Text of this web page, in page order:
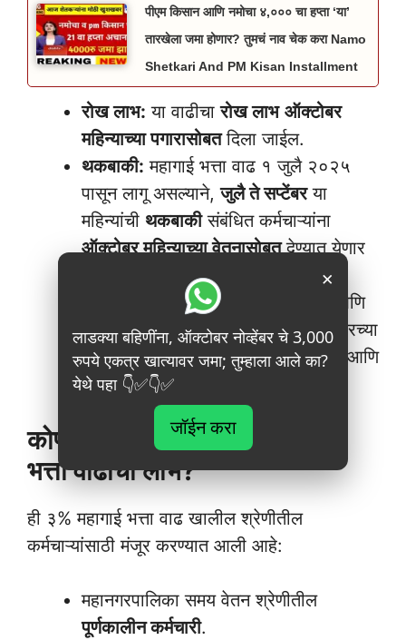
पीएम किसान आणि नमोचा ४,००० चा हप्ता ‘या’
तारखेला जमा होणार? तुमचं नाव चेक करा Namo
Shetkari And PM Kisan Installment
रोख लाभ: या वाढीचारोख लाभ ऑक्टोबर
महिन्याच्या पगारासोबतदिला जाईल.
थकबाकी: महागाई भत्ता वाढ १ जुलै २०२५
पासून लागू असल्याने,जुलै ते सप्टेंबरया
महिन्यांची थकबाकीसंबंधित कर्मचाऱ्यांना
ऑक्टोबर महिन्याच्या वेतनासोबतदेण्यात येणार
पेन्शनधारकांना लाभ:निवृत्ती वेतनधारक आणि
कुटुंब निवृत्ती वेतनधारक यांनासुद्धा ऑक्टोबरच्या
मासिक वेतनासोबतच महागाई भत्ता वाढीचा आणि
थकबाकीचा लाभ मिळणार आहे.
कोणत्या कर्मचाऱ्यांना मिळेल महागाई
भत्ता वाढीचा लाभ?
ही ३% महागाई भत्ता वाढ खालील श्रेणीतील
कर्मचाऱ्यांसाठी मंजूर करण्यात आली आहे:
महानगरपालिका समय वेतन श्रेणीतील
पूर्णकालीन कर्मचारी.
×
लाडक्या बहिणींना, ऑक्टोबर नोव्हेंबर चे 3,000
रुपये एकत्र खात्यावर जमा; तुम्हाला आले का?
येथे पहा 👇✅👇✅
जॉईन करा